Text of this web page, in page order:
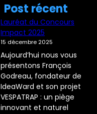
Post récent
Lauréat du Concours
Impact 2025
15 décembre 2025
Aujourd’hui nous vous
présentons François
Godreau, fondateur de
IdeaWard et son projet
VESPATRAP : un piège
innovant et naturel